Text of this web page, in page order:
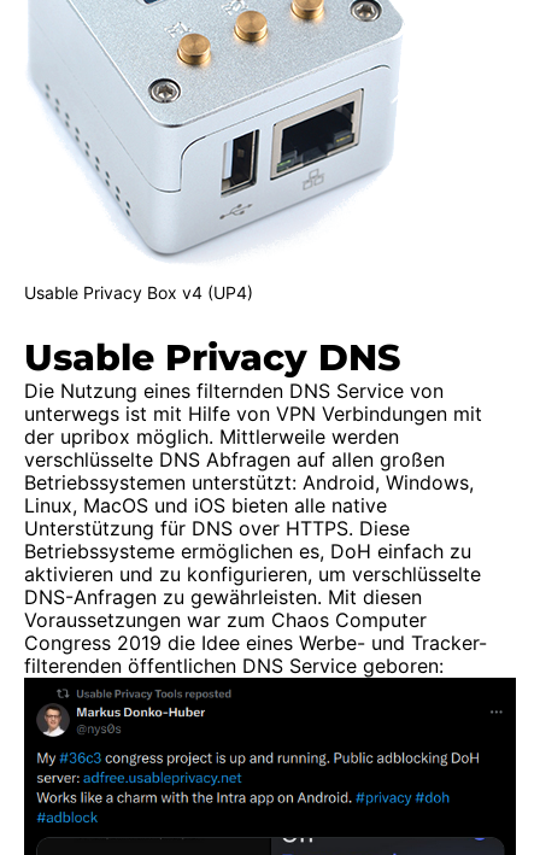
Usable Privacy Box v4 (UP4)
Usable Privacy DNS
Die Nutzung eines filternden DNS Service von
unterwegs ist mit Hilfe von VPN Verbindungen mit
der upribox möglich. Mittlerweile werden
verschlüsselte DNS Abfragen auf allen großen
Betriebssystemen unterstützt: Android, Windows,
Linux, MacOS und iOS bieten alle native
Unterstützung für DNS over HTTPS. Diese
Betriebssysteme ermöglichen es, DoH einfach zu
aktivieren und zu konfigurieren, um verschlüsselte
DNS-Anfragen zu gewährleisten. Mit diesen
Voraussetzungen war zum Chaos Computer
Congress 2019 die Idee eines Werbe- und Tracker-
filterenden öffentlichen DNS Service geboren: